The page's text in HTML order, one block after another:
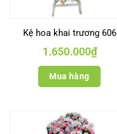
Kệ hoa khai trương 606
1.650.000₫
Mua hàng